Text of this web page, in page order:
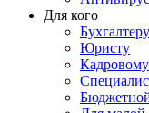
Для кого
Бухгалтеру
Юристу